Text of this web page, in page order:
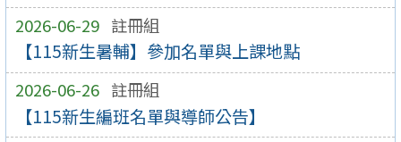
2026-06-29 註冊組
【115新生暑輔】參加名單與上課地點
2026-06-26 註冊組
【115新生編班名單與導師公告】